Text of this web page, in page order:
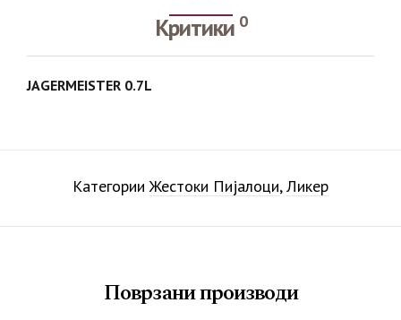
Критики 0
JAGERMEISTER 0.7L
КатегорииЖестоки Пијалоци,Ликер
Поврзани производи